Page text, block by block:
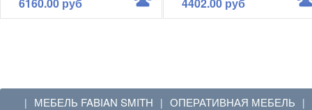
| МЕБЕЛЬ FABIAN SMITH | ОПЕРАТИВНАЯ МЕБЕЛЬ |